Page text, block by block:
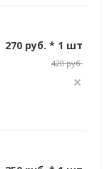
270 руб. * 1 шт
420 руб.